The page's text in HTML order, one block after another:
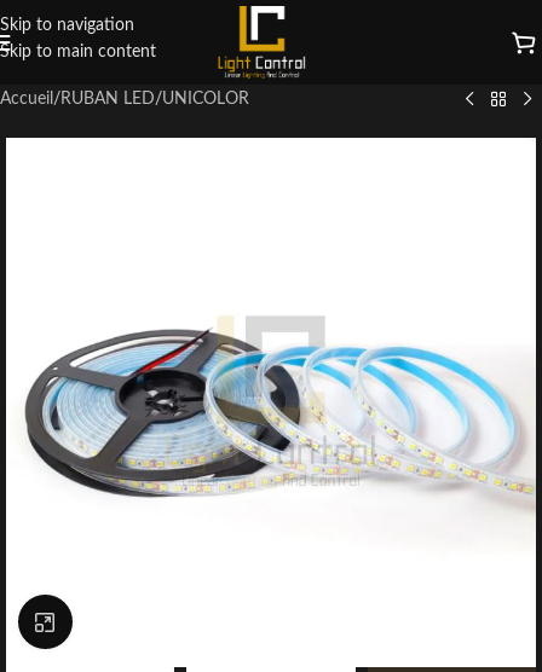
Skip to navigation
Skip to main content
Accueil / RUBAN LED/UNICOLOR
Click to enlarge